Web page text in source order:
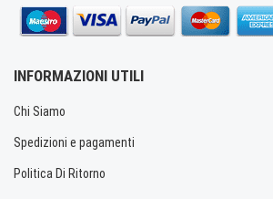
INFORMAZIONI UTILI
Chi Siamo
Spedizioni e pagamenti
Politica Di Ritorno